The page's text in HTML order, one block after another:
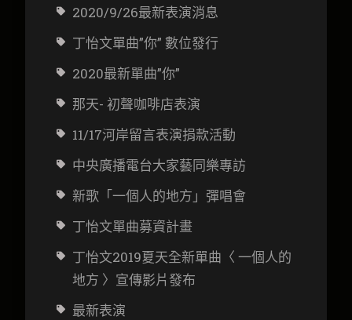
2020/9/26最新表演消息
丁怡文單曲”你” 數位發行
2020最新單曲”你”
那天- 初聲咖啡店表演
11/17河岸留言表演捐款活動
中央廣播電台大家藝同樂專訪
新歌「一個人的地方」彈唱會
丁怡文單曲募資計畫
丁怡文2019夏天全新單曲〈 一個人的
地方 〉宣傳影片發布
最新表演